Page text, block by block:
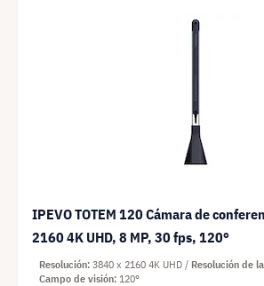
IPEVO TOTEM 120 Cámara de
2160 4K UHD, 8 MP, 30 fps, 120°
Resolución 3840 x 2160 4K UHD Resolución de
Campo de visión 120°